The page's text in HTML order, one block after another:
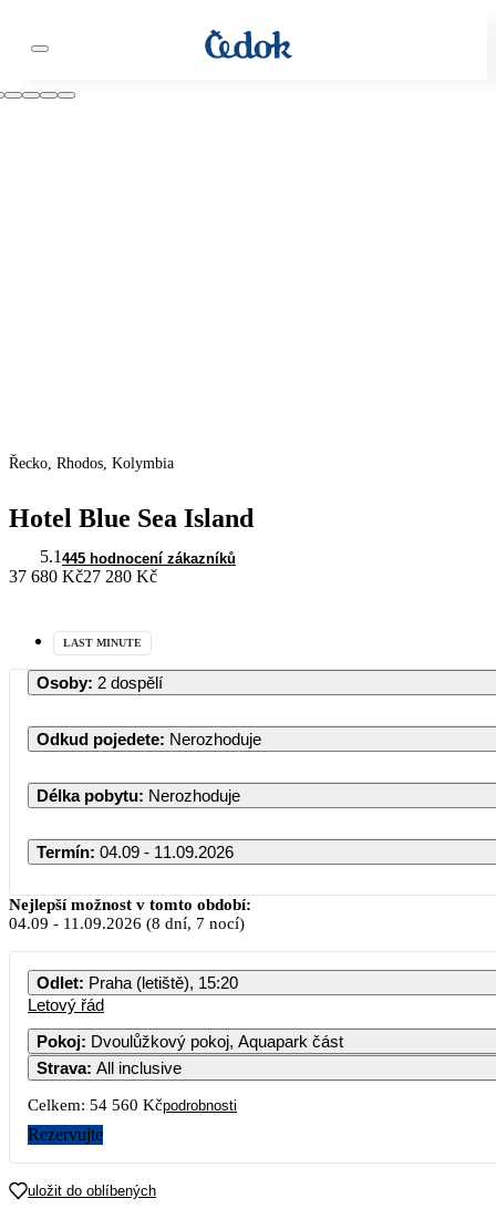
Řecko, Rhodos, Kolymbia
Hotel Blue Sea Island
5.1 445 hodnocení zákazníků
37 680 Kč27 280 Kč
LAST MINUTE
Osoby: 2 dospělí
Odkud pojedete: Nerozhoduje
Délka pobytu: Nerozhoduje
Termín: 04.09 - 11.09.2026
Září
PO ÚT ST ČT
Nejlepší možnost v tomto období:
04.09 - 11.09.2026 (8 dní, 7 nocí)
Odlet: Praha (letiště), 15:20
Letový řád
Pokoj: Dvoulůžkový pokoj, Aquapark část
Strava: All inclusive
Celkem: 54 560 Kčpodrobnosti
Rezervujte
uložit do oblíbených